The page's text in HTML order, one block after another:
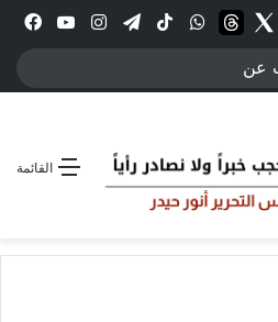
انستقرامتيلقرام‫TikTokواتسابthreadsTwitter
الوضع المظلم
القائمة